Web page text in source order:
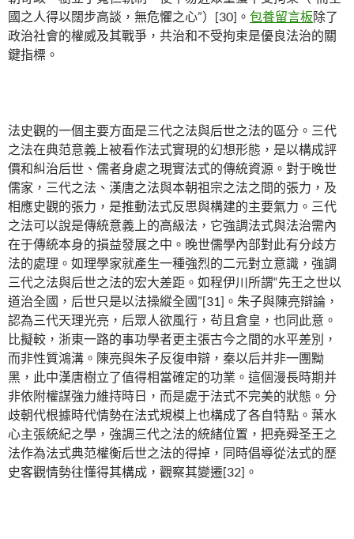
國之人得以闊步高談，無危懼之心”）[30]。 包養留言板除了
政治社會的權威及其戰爭，共治和不受拘束是優良法治的關
鍵指標。
法史觀的一個主要方面是三代之法與后世之法的區分。三代
之法在典范意義上被看作法式實現的幻想形態，是以構成評
價和糾治后世、儒者身處之現實法式的傳統資源。對于晚世
儒家，三代之法、漢唐之法與本朝祖宗之法之間的張力，及
相應史觀的張力，是推動法式反思與構建的主要氣力。三代
之法可以說是傳統意義上的高級法，它強調法式與法治需內
在于傳統本身的損益發展之中。晚世儒學內部對此有分歧方
法的處理。如理學家就產生一種強烈的二元對立意識，強調
三代之法與后世之法的宏大差距。如程伊川所謂“先王之世以
道治全國，后世只是以法操縱全國”[31]。朱子與陳亮辯論，
認為三代天理光亮，后眾人欲風行，茍且倉皇，也同此意。
比擬較，浙東一路的事功學者更主張古今之間的水平差別，
而非性質鴻溝。陳亮與朱子反復申辯，秦以后并非一團黝
黑，此中漢唐樹立了值得相當確定的功業。這個漫長時期并
非依附權謀強力維持時日，而是處于法式不完美的狀態。分
歧朝代根據時代情勢在法式規模上也構成了各自特點。葉水
心主張統紀之學，強調三代之法的統緒位置，把堯舜圣王之
法作為法式典范權衡后世之法的得掉，同時倡導從法式的歷
史客觀情勢往懂得其構成，觀察其變遷[32]。